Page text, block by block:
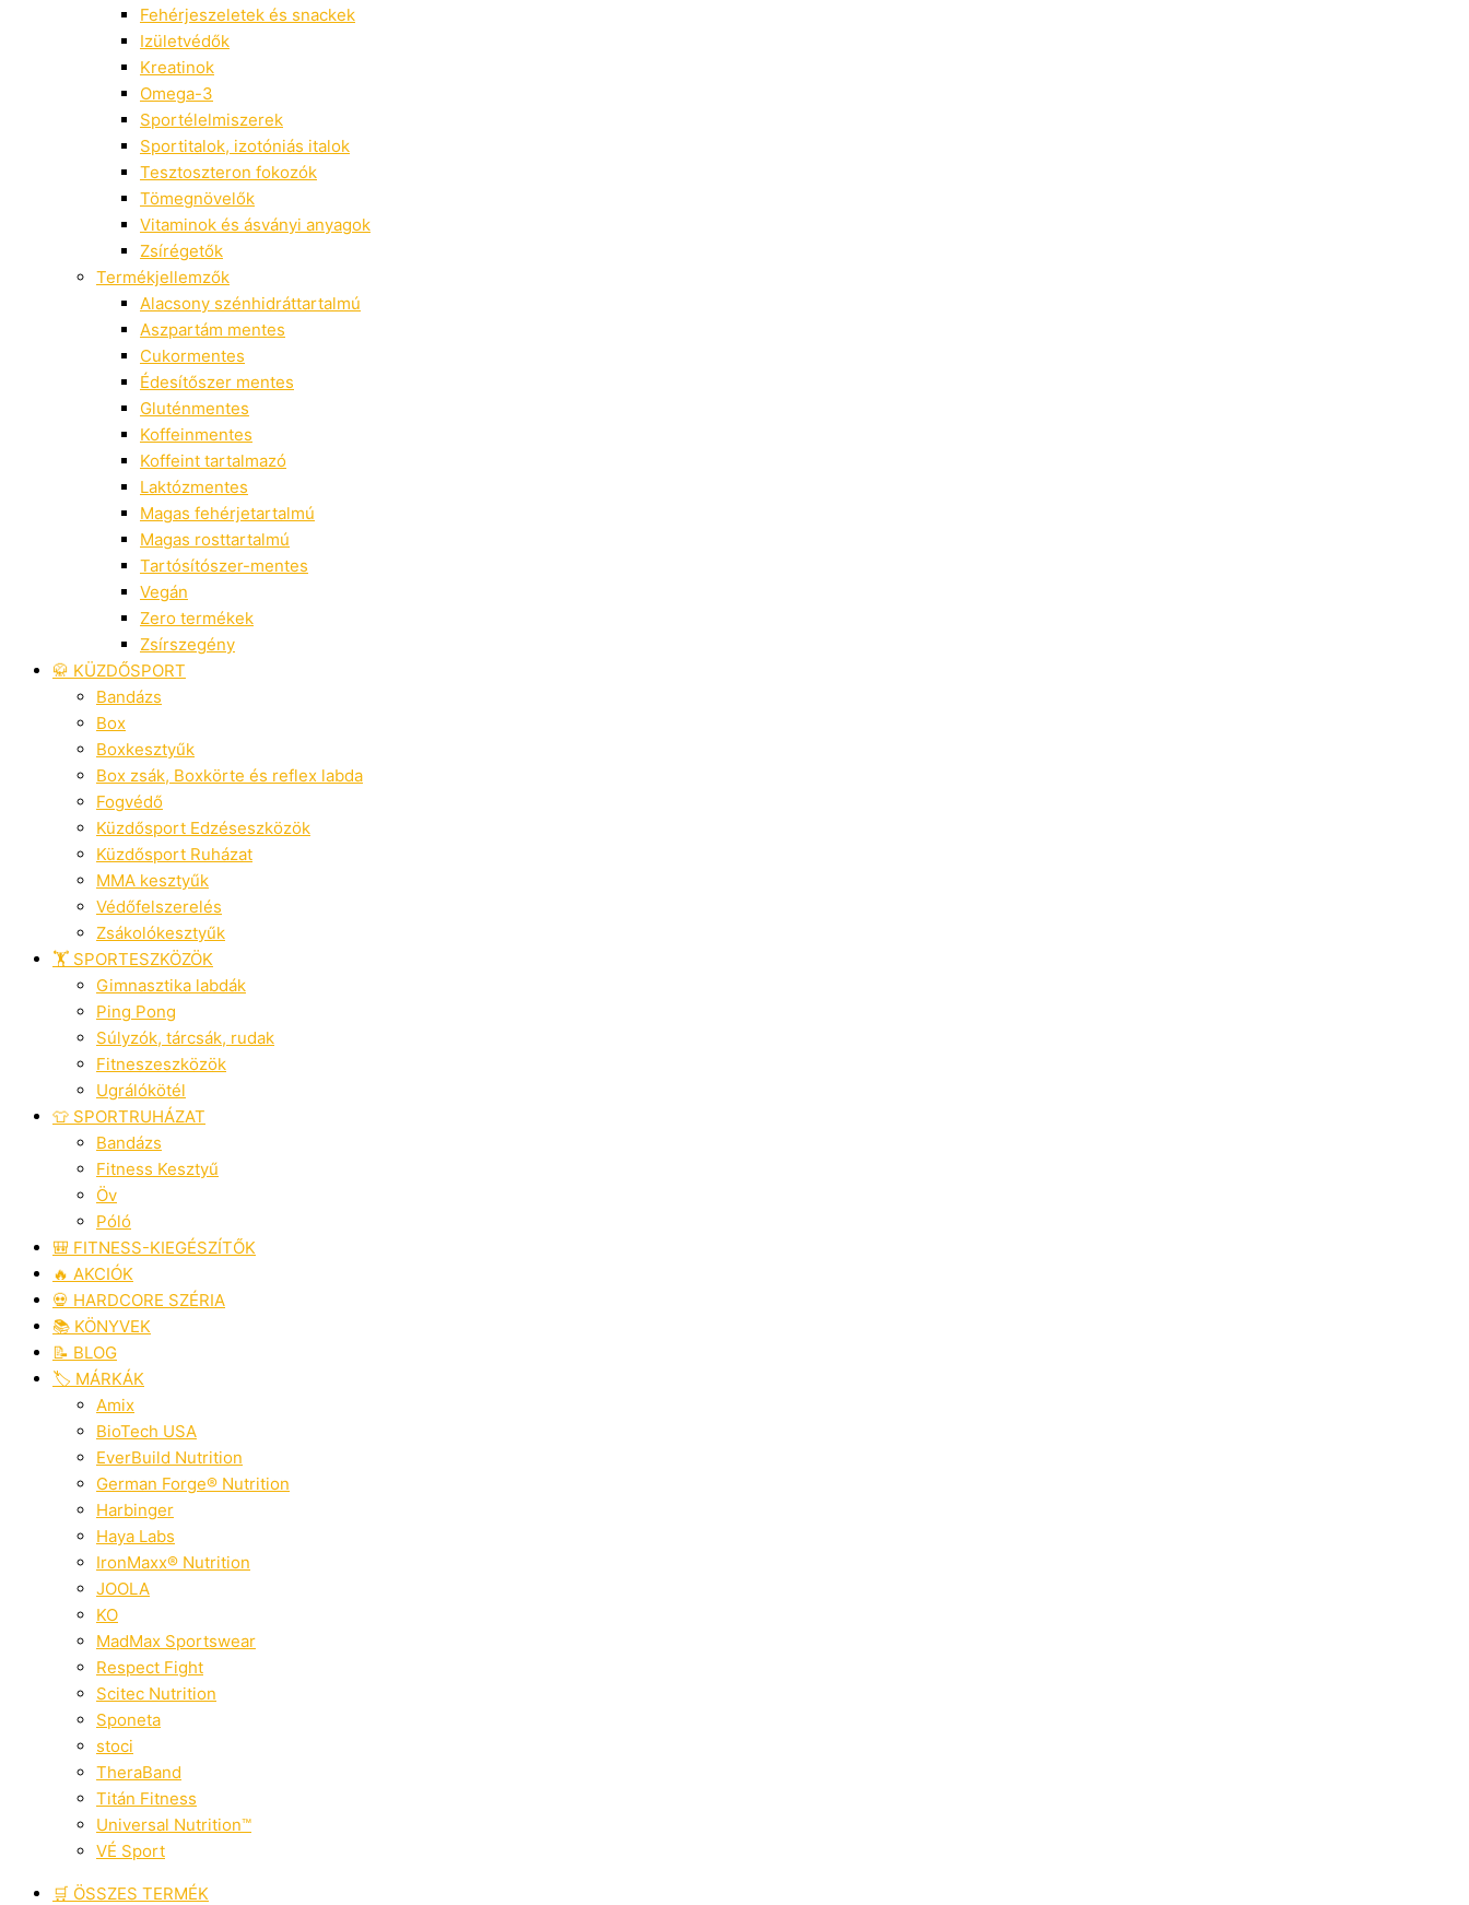
Fehérjeszeletek és snackek
Izületvédők
Kreatinok
Omega-3
Sportélelmiszerek
Sportitalok, izotóniás italok
Tesztoszteron fokozók
Tömegnövelők
Vitaminok és ásványi anyagok
Zsírégetők
Termékjellemzők
Alacsony szénhidráttartalmú
Aszpartám mentes
Cukormentes
Édesítőszer mentes
Gluténmentes
Koffeinmentes
Koffeint tartalmazó
Laktózmentes
Magas fehérjetartalmú
Magas rosttartalmú
Tartósítószer-mentes
Vegán
Zero termékek
Zsírszegény
🥋 KÜZDŐSPORT
Bandázs
Box
Boxkesztyűk
Box zsák, Boxkörte és reflex labda
Fogvédő
Küzdősport Edzéseszközök
Küzdősport Ruházat
MMA kesztyűk
Védőfelszerelés
Zsákolókesztyűk
🏋️ SPORTESZKÖZÖK
Gimnasztika labdák
Ping Pong
Súlyzók, tárcsák, rudak
Fitneszeszközök
Ugrálókötél
👕 SPORTRUHÁZAT
Bandázs
Fitness Kesztyű
Öv
Póló
🎒 FITNESS-KIEGÉSZÍTŐK
🔥 AKCIÓK
💀 HARDCORE SZÉRIA
📚 KÖNYVEK
📝 BLOG
🏷️ MÁRKÁK
Amix
BioTech USA
EverBuild Nutrition
German Forge® Nutrition
Harbinger
Haya Labs
IronMaxx® Nutrition
JOOLA
KO
MadMax Sportswear
Respect Fight
Scitec Nutrition
Sponeta
stoci
TheraBand
Titán Fitness
Universal Nutrition™
VÉ Sport
🛒 ÖSSZES TERMÉK